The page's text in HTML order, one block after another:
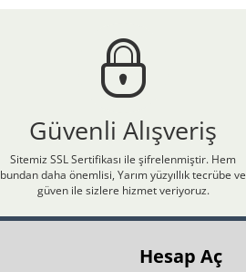
Güvenli Alışveriş
Sitemiz SSL Sertifikası ile şifrelenmiştir. Hem
bundan daha önemlisi, Yarım yüzyıllık tecrübe ve
güven ile sizlere hizmet veriyoruz.
Hesap Aç